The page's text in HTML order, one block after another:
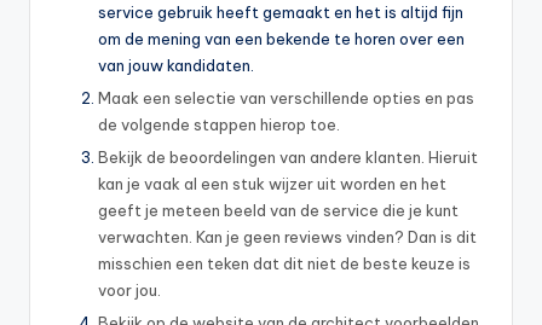
service gebruik heeft gemaakt en het is altijd fijn
om de mening van een bekende te horen over een
van jouw kandidaten.
Maak een selectie van verschillende opties en pas
de volgende stappen hierop toe.
Bekijk de beoordelingen van andere klanten. Hieruit
kan je vaak al een stuk wijzer uit worden en het
geeft je meteen beeld van de service die je kunt
verwachten. Kan je geen reviews vinden? Dan is dit
misschien een teken dat dit niet de beste keuze is
voor jou.